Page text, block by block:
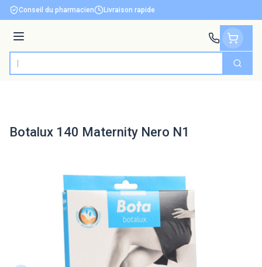
Aller au contenu
Conseil du pharmacien Livraison rapide
Menu
Rechercher
Botalux 140 Maternity Nero N1